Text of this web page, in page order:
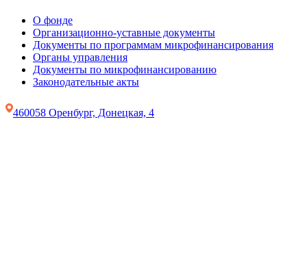
О фонде
Организационно-уставные документы
Документы по программам микрофинансирования
Органы управления
Документы по микрофинансированию
Законодательные акты
460058 Оренбург, Донецкая, 4